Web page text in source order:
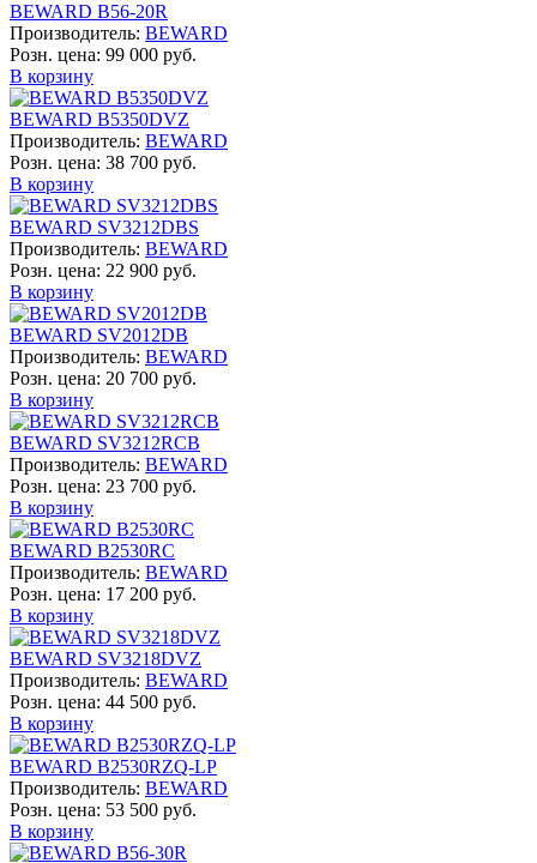
BEWARD B56-20R
Производитель: BEWARD
Розн. цена: 99 000 руб.
В корзину
BEWARD B5350DVZ
Производитель: BEWARD
Розн. цена: 38 700 руб.
В корзину
BEWARD SV3212DBS
Производитель: BEWARD
Розн. цена: 22 900 руб.
В корзину
BEWARD SV2012DB
Производитель: BEWARD
Розн. цена: 20 700 руб.
В корзину
BEWARD SV3212RCB
Производитель: BEWARD
Розн. цена: 23 700 руб.
В корзину
BEWARD B2530RC
Производитель: BEWARD
Розн. цена: 17 200 руб.
В корзину
BEWARD SV3218DVZ
Производитель: BEWARD
Розн. цена: 44 500 руб.
В корзину
BEWARD B2530RZQ-LP
Производитель: BEWARD
Розн. цена: 53 500 руб.
В корзину